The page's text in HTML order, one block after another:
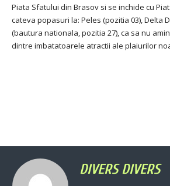
Piata Sfatului din Brasov si se inchide cu
cateva popasuri la: Peles (pozitia 03), Delta
(bautura nationala, pozitia 27), ca sa nu
dintre imbatatoarele atractii ale plaiurilor
DIVERS DIVERS